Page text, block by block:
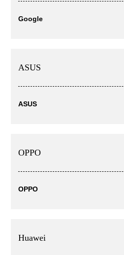
Google
ASUS
ASUS
OPPO
OPPO
Huawei